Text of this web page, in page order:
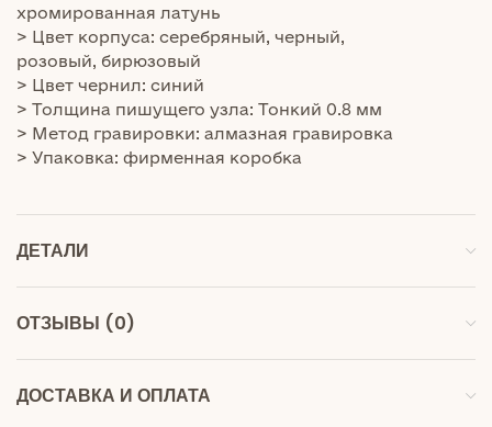
хромированная латунь
> Цвет корпуса: серебряный, черный,
розовый, бирюзовый
> Цвет чернил: синий
> Толщина пишущего узла: Тонкий 0.8 мм
> Метод гравировки: алмазная гравировка
> Упаковка: фирменная коробка
ДЕТАЛИ
ОТЗЫВЫ (0)
ДОСТАВКА И ОПЛАТА